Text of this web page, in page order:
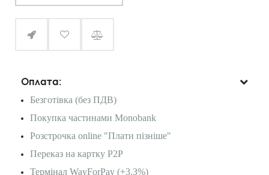
Оплата:
Безготівка (без ПДВ)
Покупка частинами Monobank
Розстрочка online "Плати пізніше"
Переказ на картку P2P
Термінал WayForPay (+3.3%)